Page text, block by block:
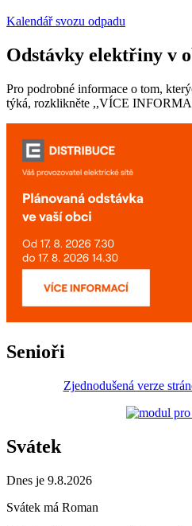
Kalendář svozu odpadu
Odstávky elektřiny v
Pro podrobné informace o tom,
týká, rozklikněte ,,VÍCE
Senioři
Zjednodušená verze
Svátek
Dnes je 9.8.2026
Svátek má Roman